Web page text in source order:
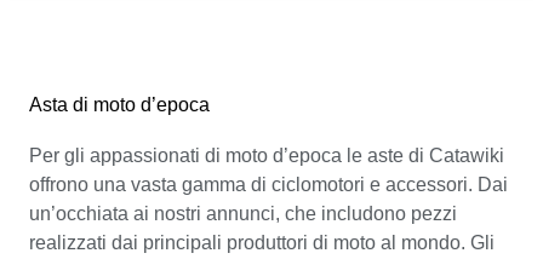
Asta di moto d’epoca
Per gli appassionati di moto d’epoca le aste di Catawiki
offrono una vasta gamma di ciclomotori e accessori. Dai
un’occhiata ai nostri annunci, che includono pezzi
realizzati dai principali produttori di moto al mondo. Gli